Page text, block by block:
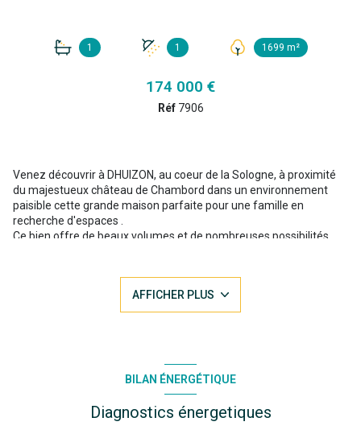
1 1 1699 m²
174 000 €
Réf 7906
Venez découvrir à DHUIZON, au coeur de la Sologne, à proximité
du majestueux château de Chambord dans un environnement
paisible cette grande maison parfaite pour une famille en
recherche d'espaces .
Ce bien offre de beaux volumes et de nombreuses possibilités
pour de chaleureuses soirées d'hiver d'une cuisine séparée et
La partie nuit est composée de quatre chambres avec placard
Le rez de jardin dispose d' un vaste espace de rangement et de
stockage avec son garage double, sa cuisine d'été, ses ateliers et
Le jardin arboré dispose d'une dépendance et d'un puits
AFFICHER PLUS
BILAN ÉNERGÉTIQUE
Diagnostics énergetiques